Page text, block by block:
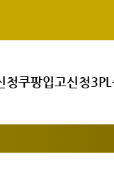
청쿠팡입고신청